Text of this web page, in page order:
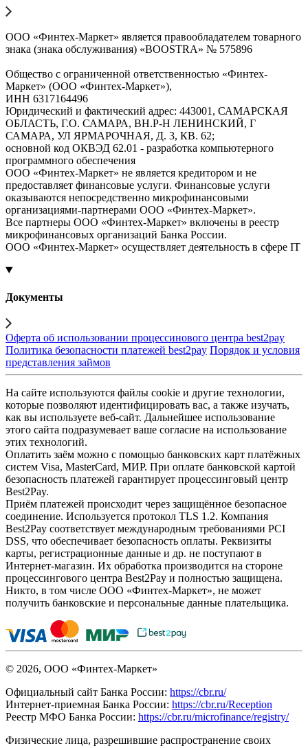
ООО «Финтех-Маркет» является правообладателем товарного
знака (знака обслуживания) «BOOSTRA» № 575896
Общество с ограниченной ответственностью «Финтех-
Маркет» (ООО «Финтех-Маркет»),
ИНН 6317164496
Юридический и фактический адрес: 443001, САМАРСКАЯ
ОБЛАСТЬ, Г.О. САМАРА, ВН.Р-Н ЛЕНИНСКИЙ, Г
САМАРА, УЛ ЯРМАРОЧНАЯ, Д. 3, КВ. 62;
основной код ОКВЭД 62.01 - разработка компьютерного
программного обеспечения
ООО «Финтех-Маркет» не является кредитором и не
предоставляет финансовые услуги. Финансовые услуги
оказываются непосредственно микрофинансовыми
организациями-партнерами ООО «Финтех-Маркет».
Все партнеры ООО «Финтех-Маркет» включены в реестр
микрофинансовых организаций Банка России.
ООО «Финтех-Маркет» осуществляет деятельность в сфере IT
Документы
Оферта об использовании процессинового центра best2pay
Политика безопасности платежей best2pay Порядок и условия
представления займов
На сайте используются файлы cookie и другие технологии,
которые позволяют идентифицировать вас, а также изучать,
как вы используете веб-сайт. Дальнейшее использование
этого сайта подразумевает ваше согласие на использование
этих технологий.
Оплатить заём можно с помощью банковских карт платёжных
систем Visa, MasterCard, МИР. При оплате банковской картой
безопасность платежей гарантирует процессинговый центр
Best2Pay.
Приём платежей происходит через защищённое безопасное
соединение. Используется протокол TLS 1.2. Компания
Best2Pay соответствует международным требованиями PCI
DSS, что обеспечивает безопасность оплаты. Реквизиты
карты, регистрационные данные и др. не поступают в
Интернет-магазин. Их обработка производится на стороне
процессингового центра Best2Pay и полностью защищена.
Никто, в том числе ООО «Финтех-Маркет», не может
получить банковские и персональные данные плательщика.
© 2026, ООО «Финтех-Маркет»
Официальный сайт Банка России: https://cbr.ru/
Интернет-приемная Банка России: https://cbr.ru/Reception
Реестр МФО Банка России: https://cbr.ru/microfinance/registry/
Физические лица, разрешившие распространение своих